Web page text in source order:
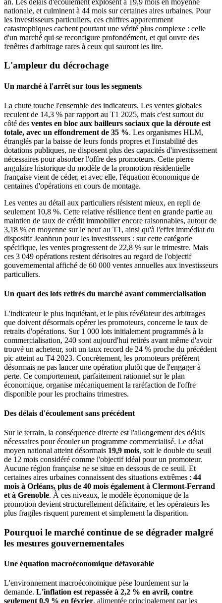
nationale, et culminent à 44 mois sur certaines aires urbaines. Pour
les investisseurs particuliers, ces chiffres apparemment
catastrophiques cachent pourtant une vérité plus complexe : celle
d'un marché qui se reconfigure profondément, et qui ouvre des
fenêtres d'arbitrage rares à ceux qui sauront les lire.
L'ampleur du décrochage
Un marché à l'arrêt sur tous les segments
La chute touche l'ensemble des indicateurs. Les ventes globales
reculent de 14,3 % par rapport au T1 2025, mais c'est surtout du
côté des ventes en bloc aux bailleurs sociaux que la déroute est
totale, avec un effondrement de 35 %. Les organismes HLM,
étranglés par la baisse de leurs fonds propres et l'instabilité des
dotations publiques, ne disposent plus des capacités d'investissement
nécessaires pour absorber l'offre des promoteurs. Cette pierre
angulaire historique du modèle de la promotion résidentielle
française vient de céder, et avec elle, l'équation économique de
centaines d'opérations en cours de montage.
Les ventes au détail aux particuliers résistent mieux, en repli de
seulement 10,8 %. Cette relative résilience tient en grande partie au
maintien de taux de crédit immobilier encore raisonnables, autour de
3,18 % en moyenne sur le neuf au T1, ainsi qu'à l'effet immédiat du
dispositif Jeanbrun pour les investisseurs : sur cette catégorie
spécifique, les ventes progressent de 22,8 % sur le trimestre. Mais
ces 3 049 opérations restent dérisoires au regard de l'objectif
gouvernemental affiché de 60 000 ventes annuelles aux investisseurs
particuliers.
Un quart des lots retirés du marché avant commercialisation
L'indicateur le plus inquiétant, et le plus révélateur des arbitrages
que doivent désormais opérer les promoteurs, concerne le taux de
retraits d'opérations. Sur 1 000 lots initialement programmés à la
commercialisation, 240 sont aujourd'hui retirés avant même d'avoir
trouvé un acheteur, soit un taux record de 24 % proche du précédent
pic atteint au T4 2023. Concrètement, les promoteurs préfèrent
désormais ne pas lancer une opération plutôt que de l'engager à
perte. Ce comportement, parfaitement rationnel sur le plan
économique, organise mécaniquement la raréfaction de l'offre
disponible pour les prochains trimestres.
Des délais d'écoulement sans précédent
Sur le terrain, la conséquence directe est l'allongement des délais
nécessaires pour écouler un programme commercialisé. Le délai
moyen national atteint désormais 19,9 mois, soit le double du seuil
de 12 mois considéré comme l'objectif idéal pour un promoteur.
Aucune région française ne se situe en dessous de ce seuil. Et
certaines aires urbaines connaissent des situations extrêmes : 44
mois à Orléans, plus de 40 mois également à Clermont-Ferrand
et à Grenoble. À ces niveaux, le modèle économique de la
promotion devient structurellement déficitaire, et les opérateurs les
plus fragiles risquent purement et simplement la disparition.
Pourquoi le marché continue de se dégrader malgré
les mesures gouvernementales
Une équation macroéconomique défavorable
L'environnement macroéconomique pèse lourdement sur la
demande. L'inflation est repassée à 2,2 % en avril, contre
seulement 0,9 % en février, alimentée principalement par les